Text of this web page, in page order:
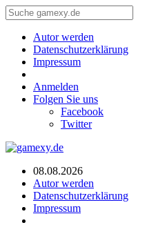
Autor werden
Datenschutzerklärung
Impressum
Anmelden
Folgen Sie uns
Facebook
Twitter
08.08.2026
Autor werden
Datenschutzerklärung
Impressum